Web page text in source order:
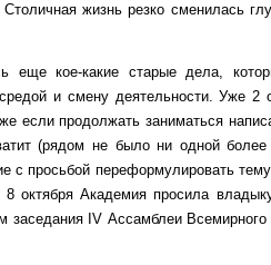
Столичная жизнь резко сменилась
еще кое-какие старые дела,
и смену деятельности. Уже 2
если продолжать заниматься
(рядом не было ни одной более
с просьбой переформулировать
октября Академия просила
заседания IV Ассамблеи